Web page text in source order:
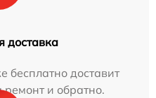
доставка
бесплатно доставит
ремонт и обратно.